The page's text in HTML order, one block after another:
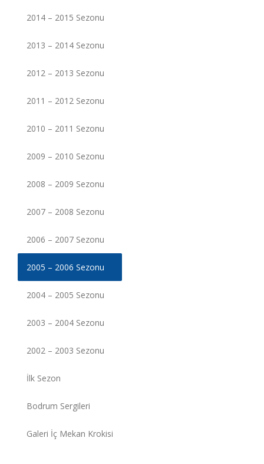
2014 – 2015 Sezonu
2013 – 2014 Sezonu
2012 – 2013 Sezonu
2011 – 2012 Sezonu
2010 – 2011 Sezonu
2009 – 2010 Sezonu
2008 – 2009 Sezonu
2007 – 2008 Sezonu
2006 – 2007 Sezonu
2005 – 2006 Sezonu
2004 – 2005 Sezonu
2003 – 2004 Sezonu
2002 – 2003 Sezonu
İlk Sezon
Bodrum Sergileri
Galeri İç Mekan Krokisi